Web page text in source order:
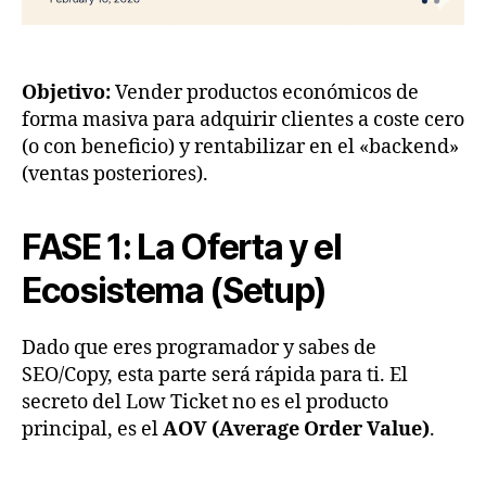
Objetivo:Vender productos económicos de
forma masiva para adquirir clientes a coste cero
(o con beneficio) y rentabilizar en el «backend»
(ventas posteriores).
FASE 1: La Oferta y el
Ecosistema (Setup)
Dado que eres programador y sabes de
SEO/Copy, esta parte será rápida para ti. El
secreto del Low Ticket no es el producto
principal, es elAOV (Average Order Value).